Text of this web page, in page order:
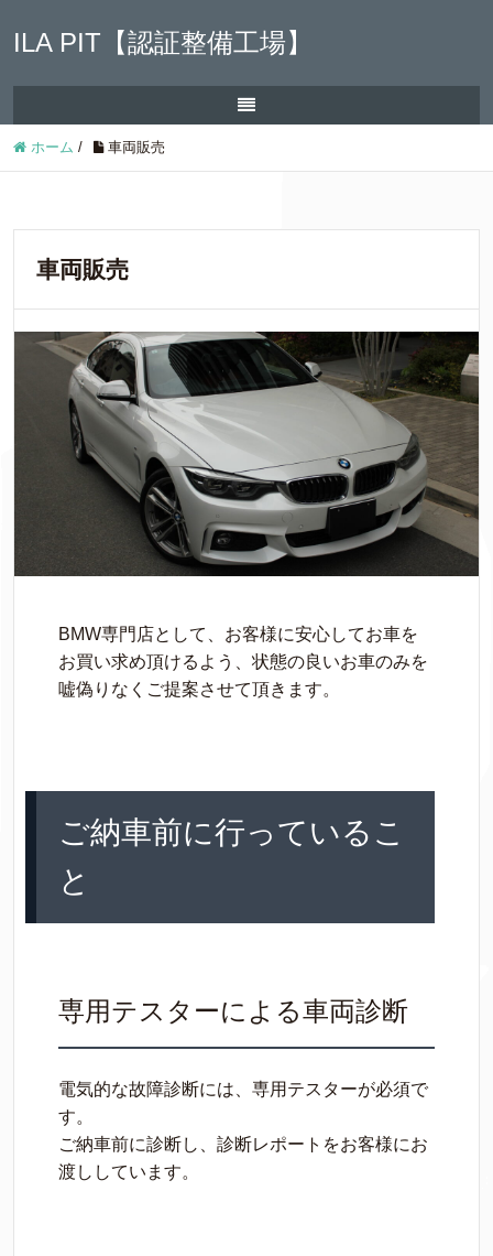
ILA PIT【認証整備工場】
ホーム / 車両販売
車両販売
BMW専門店として、お客様に安心してお車を
お買い求め頂けるよう、状態の良いお車のみを
嘘偽りなくご提案させて頂きます。
ご納車前に行っているこ
と
専用テスターによる車両診断
電気的な故障診断には、専用テスターが必須で
す。
ご納車前に診断し、診断レポートをお客様にお
渡ししています。